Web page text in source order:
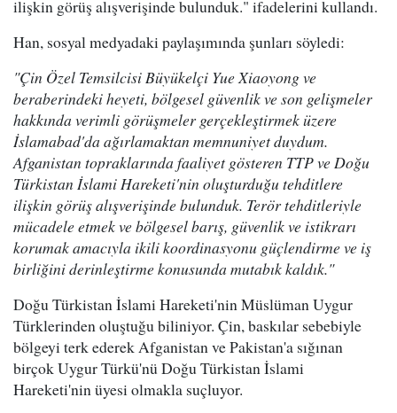
ilişkin görüş alışverişinde bulunduk." ifadelerini kullandı.
Han, sosyal medyadaki paylaşımında şunları söyledi:
"Çin Özel Temsilcisi Büyükelçi Yue Xiaoyong ve
beraberindeki heyeti, bölgesel güvenlik ve son gelişmeler
hakkında verimli görüşmeler gerçekleştirmek üzere
İslamabad'da ağırlamaktan memnuniyet duydum.
Afganistan topraklarında faaliyet gösteren TTP ve Doğu
Türkistan İslami Hareketi'nin oluşturduğu tehditlere
ilişkin görüş alışverişinde bulunduk. Terör tehditleriyle
mücadele etmek ve bölgesel barış, güvenlik ve istikrarı
korumak amacıyla ikili koordinasyonu güçlendirme ve iş
birliğini derinleştirme konusunda mutabık kaldık."
Doğu Türkistan İslami Hareketi'nin Müslüman Uygur
Türklerinden oluştuğu biliniyor. Çin, baskılar sebebiyle
bölgeyi terk ederek Afganistan ve Pakistan'a sığınan
birçok Uygur Türkü'nü Doğu Türkistan İslami
Hareketi'nin üyesi olmakla suçluyor.